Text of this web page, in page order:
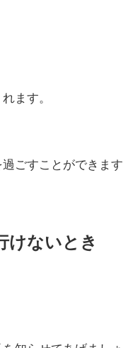
ます。
ごすことができます
けないとき